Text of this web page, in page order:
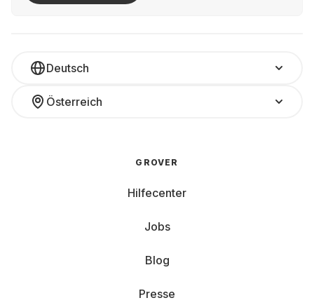
Deutsch
Österreich
GROVER
Hilfecenter
Jobs
Blog
Presse